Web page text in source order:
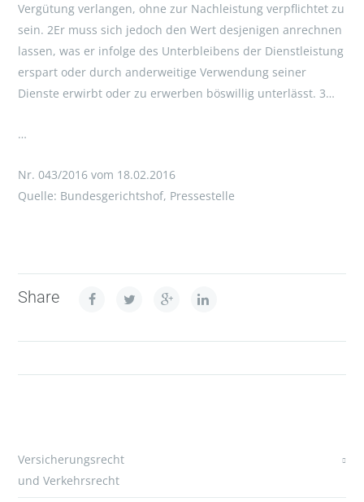
Vergütung verlangen, ohne zur Nachleistung verpflichtet zu
sein. 2Er muss sich jedoch den Wert desjenigen anrechnen
lassen, was er infolge des Unterbleibens der Dienstleistung
erspart oder durch anderweitige Verwendung seiner
Dienste erwirbt oder zu erwerben böswillig unterlässt. 3…
…
Nr. 043/2016 vom 18.02.2016
Quelle: Bundesgerichtshof, Pressestelle
Share
Versicherungsrecht
und Verkehrsrecht